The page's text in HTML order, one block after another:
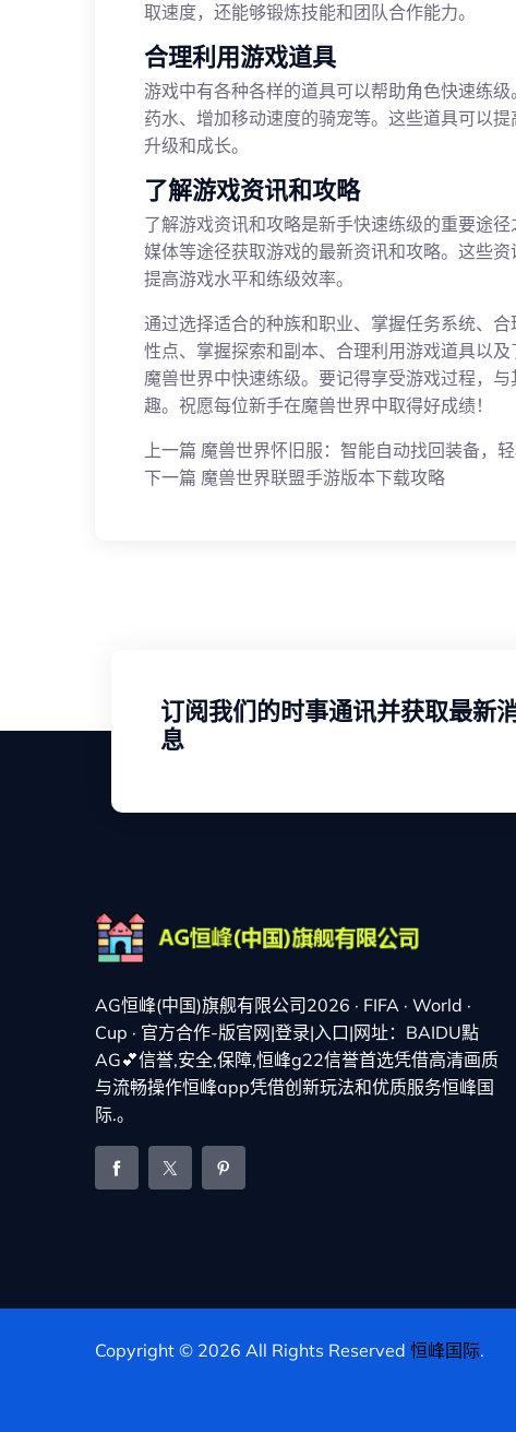
取速度，还能够锻炼技能和团队合作能力。
合理利用游戏道具
游戏中有各种各样的道具可以帮助角色快速练
药水、增加移动速度的骑宠等。这些道具可以
升级和成长。
了解游戏资讯和攻略
了解游戏资讯和攻略是新手快速练级的重要途
媒体等途径获取游戏的最新资讯和攻略。这些
提高游戏水平和练级效率。
通过选择适合的种族和职业、掌握任务系统、
性点、掌握探索和副本、合理利用游戏道具以
魔兽世界中快速练级。要记得享受游戏过程，
趣。祝愿每位新手在魔兽世界中取得好成绩！
上一篇 魔兽世界怀旧服：智能自动找回装备，
下一篇 魔兽世界联盟手游版本下载攻略
订阅我们的时事通讯并获取最新
息
AG恒峰(中国)旗舰有限公司2026 · FIFA · World ·
Cup · 官方合作-版官网|登录|入口|网址：BAIDU點
AG💕信誉,安全,保障,恒峰g22信誉首选凭借高清画质
与流畅操作恒峰app凭借创新玩法和优质服务恒峰国
际.。
Copyright © 2026 All Rights Reserved 恒峰国际.